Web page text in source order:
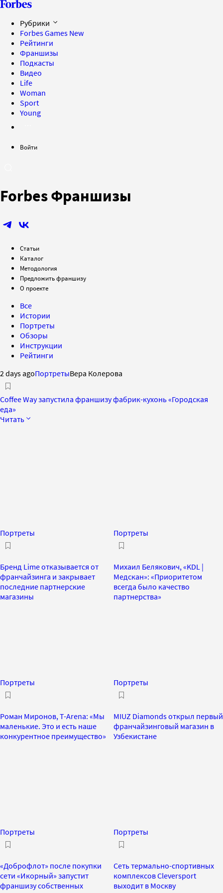
Рубрики
Forbes Games New
Рейтинги
Франшизы
Подкасты
Видео
Life
Woman
Sport
Young
Войти
Forbes Франшизы
Статьи
Каталог
Методология
Предложить франшизу
О проекте
Все
Истории
Портреты
Обзоры
Инструкции
Рейтинги
2 days agoПортретыВера Колерова
Coffee Way запустила франшизу фабрик-кухонь «Городская
еда»
Читать
Портреты
Бренд Lime отказывается от
франчайзинга и закрывает
последние партнерские
магазины
Портреты
Михаил Белякович, «KDL |
Медскан»: «Приоритетом
всегда было качество
партнерства»
Портреты
Роман Миронов, T-Arena: «Мы
маленькие. Это и есть наше
конкурентное преимущество»
Портреты
MIUZ Diamonds открыл первый
франчайзинговый магазин в
Узбекистане
Портреты
«Доброфлот» после покупки
сети «Икорный» запустит
франшизу собственных
Портреты
Сеть термально-спортивных
комплексов Cleversport
выходит в Москву